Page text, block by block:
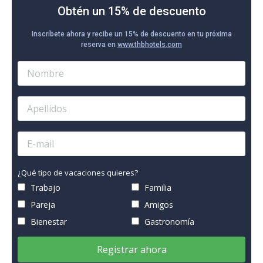
Obtén un 15% de descuento
Inscríbete ahora y recibe un 15% de descuento en tu próxima
reserva en www.thbhotels.com
¿Qué tipo de vacaciones quieres?
Trabajo
Familia
Pareja
Amigos
Bienestar
Gastronomía
Registrar ahora